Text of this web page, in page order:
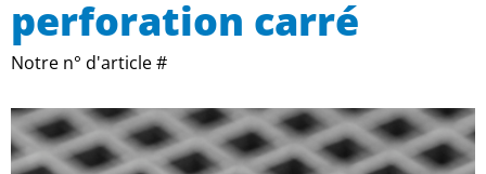
perforation carré
Notre n° d'article #